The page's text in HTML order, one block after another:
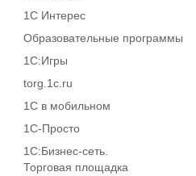
1С Интерес
Образовательные программы
1С:Игры
torg.1c.ru
1С в мобильном
1C-Просто
1С:Бизнес-сеть.
Торговая площадка